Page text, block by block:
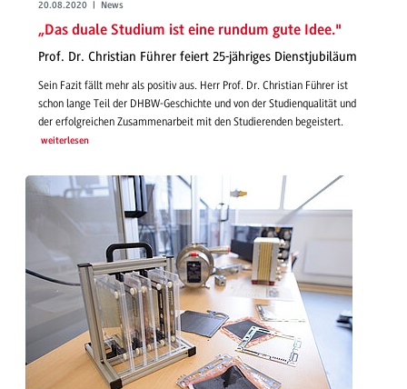
20.08.2020 | News
„Das duale Studium ist eine rundum gute Idee."
Prof. Dr. Christian Führer feiert 25-jähriges Dienstjubiläum
Sein Fazit fällt mehr als positiv aus. Herr Prof. Dr. Christian Führer ist
schon lange Teil der DHBW-Geschichte und von der Studienqualität und
der erfolgreichen Zusammenarbeit mit den Studierenden begeistert.
weiterlesen